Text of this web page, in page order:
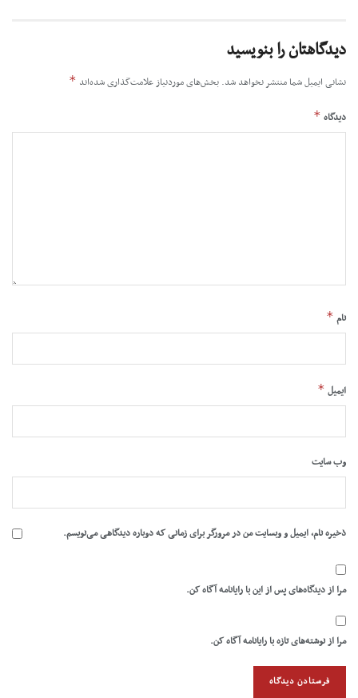
دیدگاهتان را بنویسید
نشانی ایمیل شما منتشر نخواهد شد. بخش‌های موردنیاز علامت‌گذاری شده‌اند *
دیدگاه *
نام *
ایمیل *
وب‌ سایت
ذخیره نام، ایمیل و وبسایت من در مرورگر برای زمانی که دوباره دیدگاهی می‌نویسم.
مرا از دیدگاه‌های پس از این با رایانامه آگاه کن.
مرا از نوشته‌های تازه با رایانامه آگاه کن.